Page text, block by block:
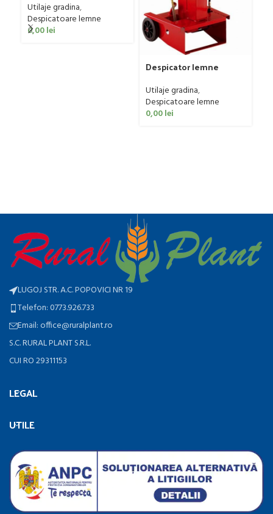
Utilaje gradina,
Despicatoare lemne
0,00lei
Despicator lemne
Utilaje gradina,
Despicatoare lemne
0,00lei
LUGOJ STR. A.C. POPOVICI NR 19
Telefon: 0773.926.733
Email: office@ruralplant.ro
S.C. RURAL PLANT S.R.L.
CUI RO 29311153
LEGAL
UTILE